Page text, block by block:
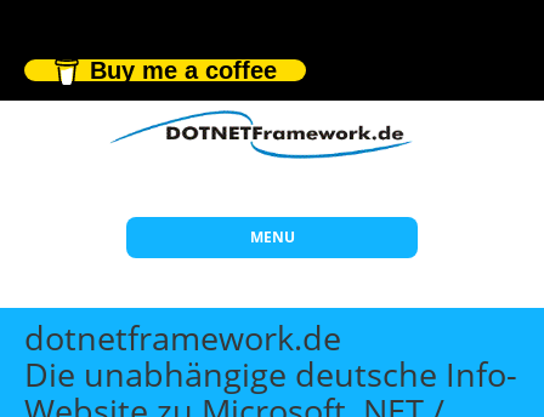
Buy me a coffee
MENU
Start
Themen
Beratung
dotnetframework.de
Die unabhängige deutsche Info-